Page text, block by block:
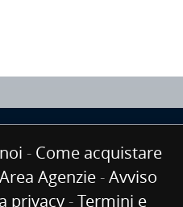
- Come acquistare
Area Agenzie -Avviso
privacy -Termini e